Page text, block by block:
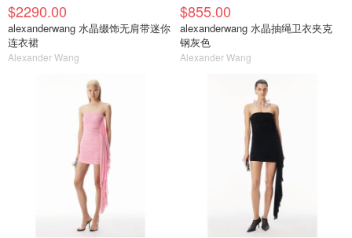
$2290.00
alexanderwang 水晶缀饰无肩带迷你
连衣裙
Alexander Wang
$855.00
alexanderwang 水晶抽绳卫衣夹克
钢灰色
Alexander Wang